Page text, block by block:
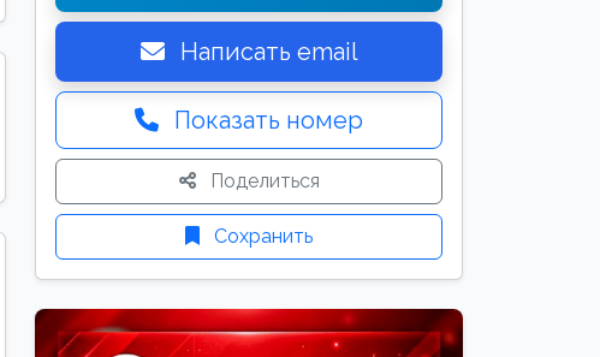
Написать email
Показать номер
Поделиться
Сохранить